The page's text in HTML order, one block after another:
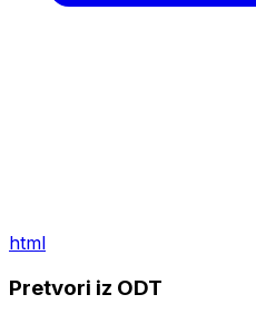
html
Pretvori iz ODT